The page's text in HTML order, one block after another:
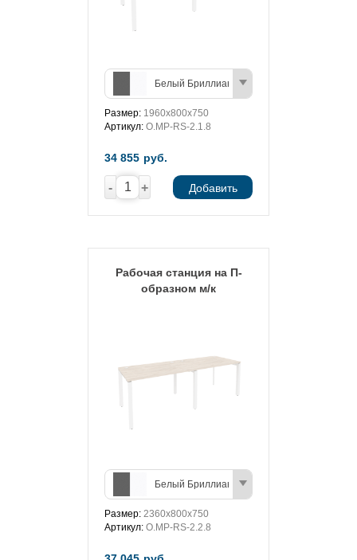
Белый Бриллиант/Антрацит
Размер: 1960х800х750
Артикул: O.MP-RS-2.1.8
34 855 руб.
- + Добавить
Рабочая станция на П-
образном м/к
Белый Бриллиант/Антрацит
Размер: 2360х800х750
Артикул: O.MP-RS-2.2.8